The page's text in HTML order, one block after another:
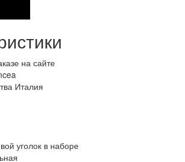
на сайте
Италия
уголок в наборе